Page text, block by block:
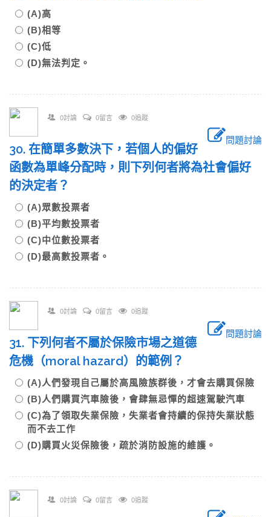
(A)高
(B)相等
(C)低
(D)無法判定。
0討論 0留言 0追蹤
問題討論
30. 在簡單多數決下，若個人的偏好
函數為單峰分配時，則下列何者將為社會偏好
的決定者？
(A)眾數投票者
(B)平均數投票者
(C)中位數投票者
(D)最高數投票者。
0討論 0留言 0追蹤
問題討論
31. 下列何者不屬於保險市場之道德
危機（moral hazard）的範例？
(A)人們發現自己屬於高風險族群後，才會去購買保險
(B)人們購買汽車險後，會肆無忌憚的超速駕駛汽車
(C)為了領取失業保險，失業者會持續的保持失業狀態
而不去工作
(D)購買火災保險後，疏於消防設施的維護。
0討論 0留言 0追蹤